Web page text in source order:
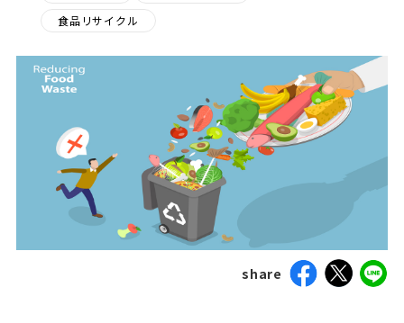
食品リサイクル
share